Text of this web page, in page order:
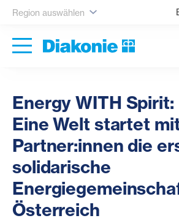
Region auswählen
Energy WITH
Eine Welt startet
Partner:innen die
solidarische
Österreich